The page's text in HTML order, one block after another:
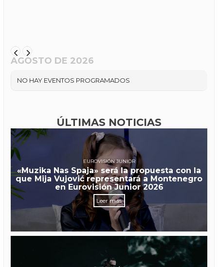
AGOSTO DE 2026
NO HAY EVENTOS PROGRAMADOS
ÚLTIMAS NOTICIAS
EUROVISIÓN JUNIOR
«Muzika Nas Spaja» será la propuesta con la
que Mija Vujović representará a Montenegro
en Eurovisión Junior 2026
Leer más